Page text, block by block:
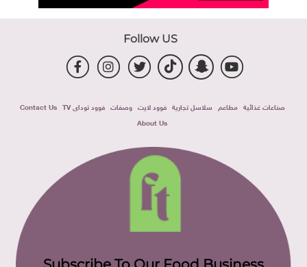
Follow US
صناعات غذائية مطاعم سلاسل تجارية فوود لايت وصفات فوود توداى TV
Contact Us
About Us